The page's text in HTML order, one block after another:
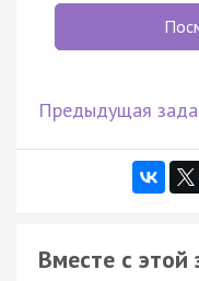
Предыдущая
Вместе с